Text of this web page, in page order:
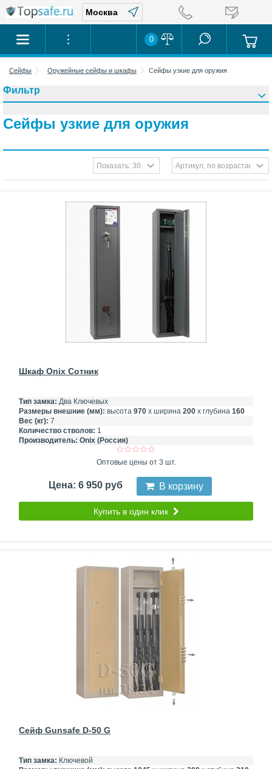
0
Сейфы Оружейные сейфы и шкафы Сейфы узкие для оружия
Сейфы узкие для оружия
Шкаф Onix Сотник
Тип замка: Два Ключевых
Размеры внешние (мм): высота 970 х ширина 200 х глубина 160
Вес (кг): 7
Количество стволов: 1
Производитель: Onix (Россия)
Оптовые цены от 3 шт.
Цена: 6 950 руб В корзину
Купить в один клик
Сейф Gunsafe D-50 G
Тип замка: Ключевой
Фильтр